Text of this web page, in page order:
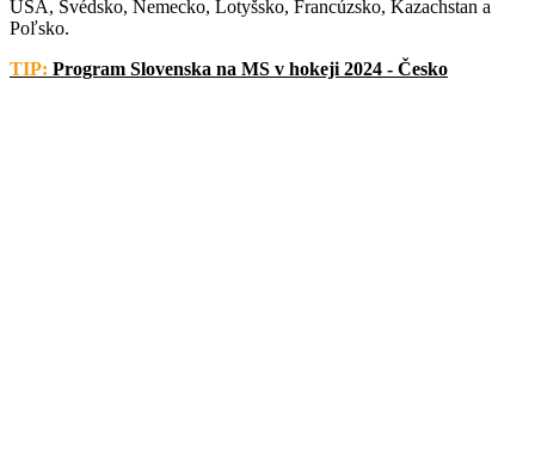
USA, Švédsko, Nemecko, Lotyšsko, Francúzsko, Kazachstan a
Poľsko.
TIP: Program Slovenska na MS v hokeji 2024 - Česko